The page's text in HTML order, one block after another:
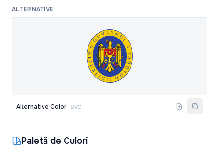
ALTERNATIVE
Alternative Color SVG
Paletă de Culori